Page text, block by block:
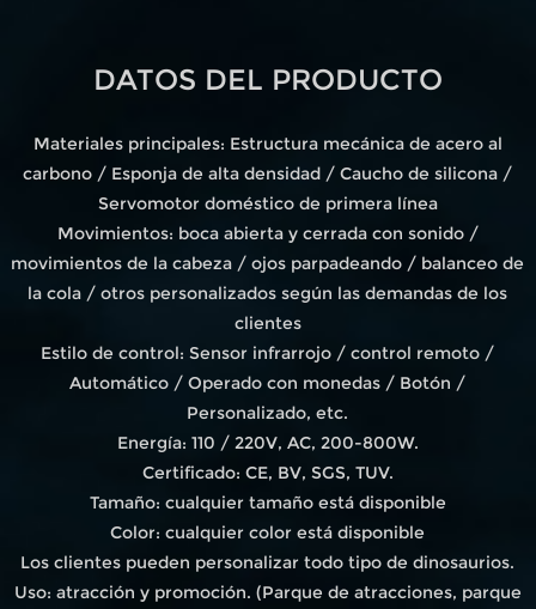
DATOS DEL PRODUCTO
Materiales principales: Estructura mecánica de acero al
carbono / Esponja de alta densidad / Caucho de silicona /
Servomotor doméstico de primera línea
Movimientos: boca abierta y cerrada con sonido /
movimientos de la cabeza / ojos parpadeando / balanceo de
la cola / otros personalizados según las demandas de los
clientes
Estilo de control: Sensor infrarrojo / control remoto /
Automático / Operado con monedas / Botón /
Personalizado, etc.
Energía: 110 / 220V, AC, 200-800W.
Certificado: CE, BV, SGS, TUV.
Tamaño: cualquier tamaño está disponible
Color: cualquier color está disponible
Los clientes pueden personalizar todo tipo de dinosaurios.
Uso: atracción y promoción. (Parque de atracciones, parque